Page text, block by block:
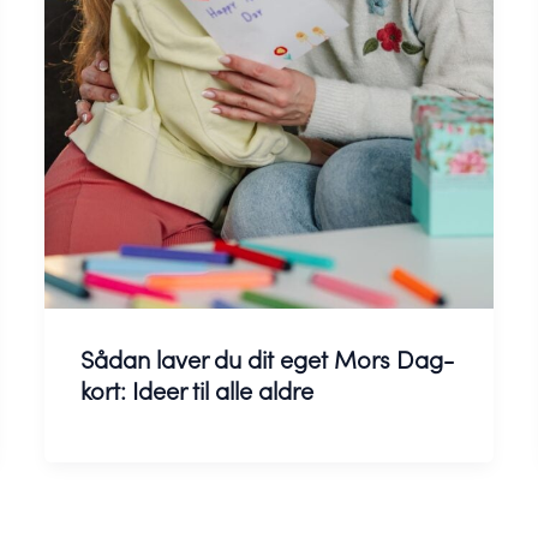
Sådan laver du dit eget Mors Dag-
kort: Ideer til alle aldre